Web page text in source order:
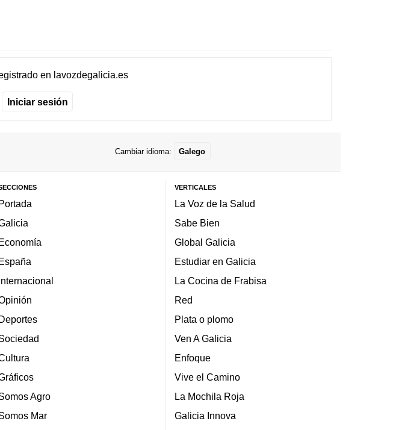
en lavozdegalicia.es
Iniciar sesión
Cambiar idioma: Galego
Agro
Mar
VERTICALES
La Voz de la Salud
Sabe Bien
Global Galicia
Estudiar en Galicia
La Cocina de Frabisa
Red
Plata o plomo
Ven A Galicia
Enfoque
Vive el Camino
La Mochila Roja
Galicia Innova